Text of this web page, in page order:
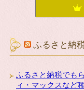
ふるさと納
ふるさと納税でも
ィ・マックスなど